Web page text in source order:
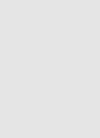
Geräte anhand von aktiv